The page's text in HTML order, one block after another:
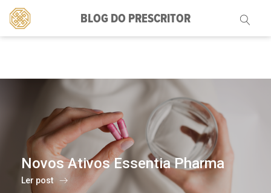
BLOG DO PRESCRITOR
Pesquisar
por:
Novos Ativos Essentia Pharma
Ler post